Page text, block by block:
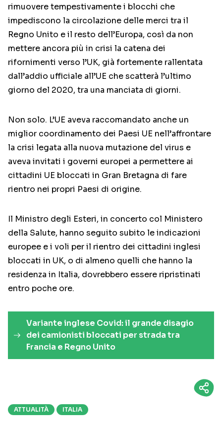
rimuovere tempestivamente i blocchi che
impediscono la circolazione delle merci tra il
Regno Unito e il resto dell’Europa, così da non
mettere ancora più in crisi la catena dei
rifornimenti verso l’UK, già fortemente rallentata
dall’addio ufficiale all’UE che scatterà l’ultimo
giorno del 2020, tra una manciata di giorni.
Non solo. L’UE aveva raccomandato anche un
miglior coordinamento dei Paesi UE nell’affrontare
la crisi legata alla nuova mutazione del virus e
aveva invitati i governi europei a permettere ai
cittadini UE bloccati in Gran Bretagna di fare
rientro nei propri Paesi di origine.
Il Ministro degli Esteri, in concerto col Ministero
della Salute, hanno seguito subito le indicazioni
europee e i voli per il rientro dei cittadini inglesi
bloccati in UK, o di almeno quelli che hanno la
residenza in Italia, dovrebbero essere ripristinati
entro poche ore.
Variante inglese Covid: il grande disagio
dei camionisti bloccati per strada tra
Francia e Regno Unito
ATTUALITÀ ITALIA